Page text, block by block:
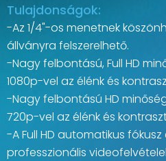
Tulajdonságok:
-Az 1/4"-os menetnek
állványra felszerelhető.
-Nagy felbontású, Full HD
1080p-vel az élénk és
-Nagy felbontású HD
720p-vel az élénk és
-A Full HD automatikus
professzionális